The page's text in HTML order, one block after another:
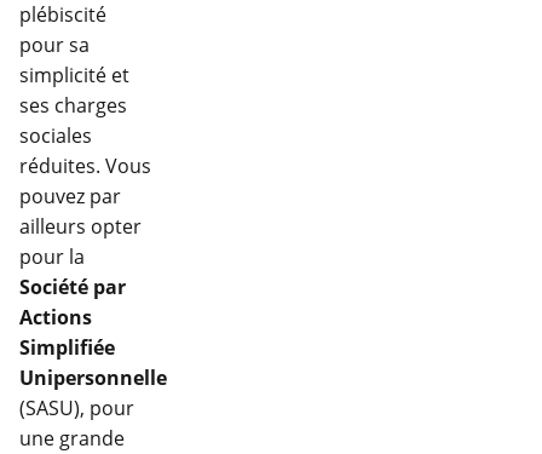
plébiscité
pour sa
simplicité et
ses charges
sociales
réduites. Vous
pouvez par
ailleurs opter
pour la
Société par
Actions
Simplifiée
Unipersonnelle
(SASU), pour
une grande